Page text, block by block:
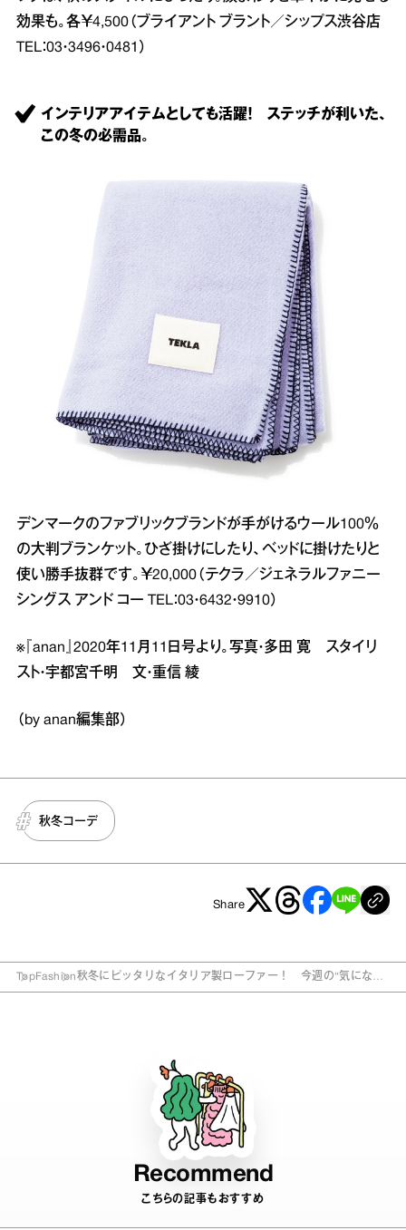
効果も。各￥4,500（ブライアント ブラント／シップス渋谷店
TEL：03・3496・0481）
インテリアアイテムとしても活躍！ ステッチが利いた、
この冬の必需品。
デンマークのファブリックブランドが手がけるウール100％
の大判ブランケット。ひざ掛けにしたり、ベッドに掛けたりと
使い勝手抜群です。￥20,000（テクラ／ジェネラルファニー
シングス アンド コー TEL：03・6432・9910）
※『anan』2020年11月11日号より。写真・多田 寛 スタイリ
スト・宇都宮千明 文・重信 綾
（by anan編集部）
秋冬コーデ
Share
TopFashion秋冬にピッタリなイタリア製ローファー！ 今週の“気にな
Recommend
こちらの記事もおすすめ